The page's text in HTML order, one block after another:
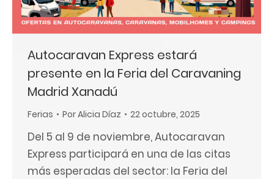
Autocaravan Express estará
presente en la Feria del Caravaning
Madrid Xanadú
Ferias PorAlicia Díaz 22 octubre, 2025
Del 5 al 9 de noviembre, Autocaravan
Express participará en una de las citas
más esperadas del sector: la Feria del